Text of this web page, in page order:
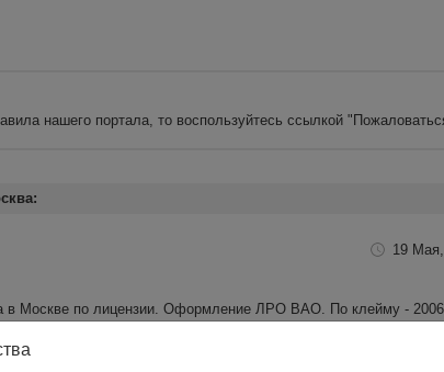
нашего портала, то воспользуйтесь ссылкой
19
в Москве по лицензии. Оформление ЛРО ВАО. По клейму -
владелец. Мой настрел: около 25 шт. - гладки...